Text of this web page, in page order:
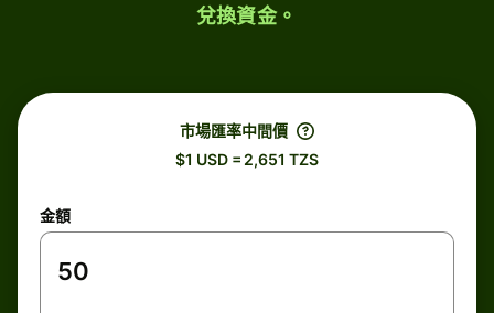
兌換資金。
市場匯率中間價
$1 USD = 2,651 TZS
金額